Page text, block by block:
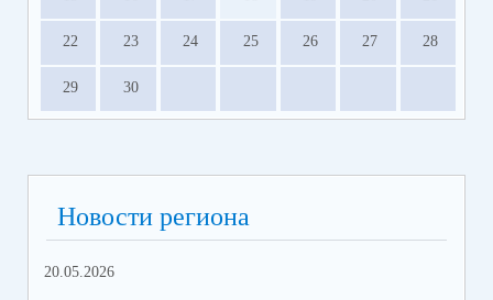
22 23 24 25 26 27 28
29 30
Новости региона
20.05.2026